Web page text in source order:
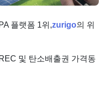
플랫폼 1위,zurigo의 위
및 탄소배출권 가격동